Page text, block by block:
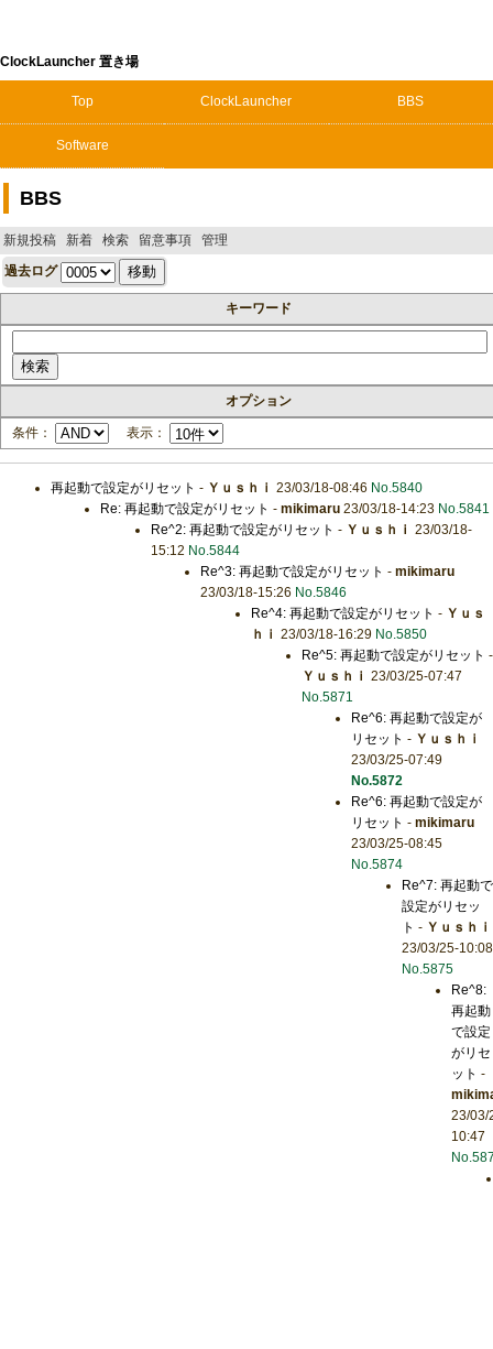
ClockLauncher 置き場
Top ClockLauncher BBS
Software
BBS
新規投稿 新着 検索 留意事項 管理
過去ログ
キーワード
オプション
条件： 表示：
再起動で設定がリセット - Ｙｕｓｈｉ 23/03/18-08:46 No.5840
Re: 再起動で設定がリセット -mikimaru 23/03/18-14:23 No.5841
Re^2: 再起動で設定がリセット - Ｙｕｓｈｉ 23/03/18-
15:12 No.5844
Re^3: 再起動で設定がリセット -mikimaru
23/03/18-15:26 No.5846
Re^4: 再起動で設定がリセット - Ｙｕｓ
ｈｉ 23/03/18-16:29 No.5850
Re^5: 再起動で設定がリセット -
Ｙｕｓｈｉ 23/03/25-07:47
No.5871
Re^6: 再起動で設定が
リセット - Ｙｕｓｈｉ
23/03/25-07:49
No.5872
Re^6: 再起動で設定が
リセット -mikimaru
23/03/25-08:45
No.5874
Re^7: 再起動で
設定がリセッ
ト - Ｙｕｓｈｉ
23/03/25-10:08
No.5875
Re^8:
再起動
で設定
がリセ
ット -
23/03/
10:47